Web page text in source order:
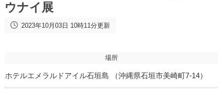
ウナイ展
2023年10月03日 10時11分更新
場所
ホテルエメラルドアイル石垣島 （沖縄県石垣市美崎町7-14）